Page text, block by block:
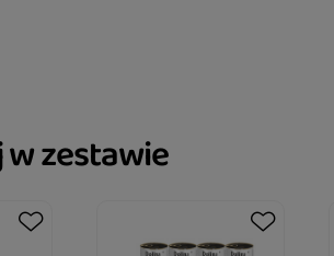
zestawie